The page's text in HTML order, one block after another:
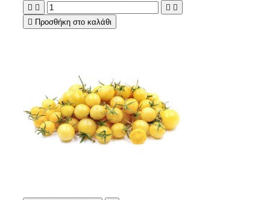
   
 Προσθήκη στο καλάθι